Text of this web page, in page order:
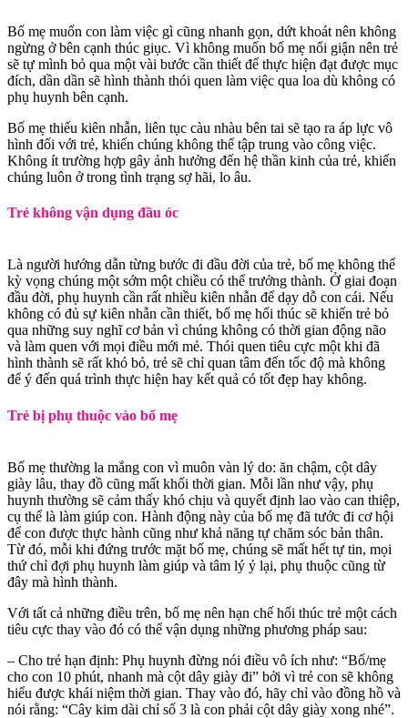
Bố mẹ muốn con làm việc gì cũng nhanh gọn, dứt khoát nên không
ngừng ở bên cạnh thúc giục. Vì không muốn bố mẹ nổi giận nên trẻ
sẽ tự mình bỏ qua một vài bước cần thiết để thực hiện đạt được mục
đích, dần dần sẽ hình thành thói quen làm việc qua loa dù không có
phụ huynh bên cạnh.
Bố mẹ thiếu kiên nhẫn, liên tục càu nhàu bên tai sẽ tạo ra áp lực vô
hình đối với trẻ, khiến chúng không thể tập trung vào công việc.
Không ít trường hợp gây ảnh hưởng đến hệ thần kinh của trẻ, khiến
chúng luôn ở trong tình trạng sợ hãi, lo âu.
Trẻ không vận dụng đầu óc
Là người hướng dẫn từng bước đi đầu đời của trẻ, bố mẹ không thể
kỳ vọng chúng một sớm một chiều có thể trưởng thành. Ở giai đoạn
đầu đời, phụ huynh cần rất nhiều kiên nhẫn để dạy dỗ con cái. Nếu
không có đủ sự kiên nhẫn cần thiết, bố mẹ hối thúc sẽ khiến trẻ bỏ
qua những suy nghĩ cơ bản vì chúng không có thời gian động não
và làm quen với mọi điều mới mẻ. Thói quen tiêu cực một khi đã
hình thành sẽ rất khó bỏ, trẻ sẽ chỉ quan tâm đến tốc độ mà không
để ý đến quá trình thực hiện hay kết quả có tốt đẹp hay không.
Trẻ bị phụ thuộc vào bố mẹ
Bố mẹ thường la mắng con vì muôn vàn lý do: ăn chậm, cột dây
giày lâu, thay đồ cũng mất khối thời gian. Mỗi lần như vậy, phụ
huynh thường sẽ cảm thấy khó chịu và quyết định lao vào can thiệp,
cụ thể là làm giúp con. Hành động này của bố mẹ đã tước đi cơ hội
để con được thực hành cũng như khả năng tự chăm sóc bản thân.
Từ đó, mỗi khi đứng trước mặt bố mẹ, chúng sẽ mất hết tự tin, mọi
thứ chỉ đợi phụ huynh làm giúp và tâm lý ỷ lại, phụ thuộc cũng từ
đây mà hình thành.
Với tất cả những điều trên, bố mẹ nên hạn chế hối thúc trẻ một cách
tiêu cực thay vào đó có thể vận dụng những phương pháp sau:
– Cho trẻ hạn định: Phụ huynh đừng nói điều vô ích như: “Bố/mẹ
cho con 10 phút, nhanh mà cột dây giày đi” bởi vì trẻ con sẽ không
hiểu được khái niệm thời gian. Thay vào đó, hãy chỉ vào đồng hồ và
nói rằng: “Cây kim dài chỉ số 3 là con phải cột dây giày xong nhé”.